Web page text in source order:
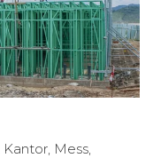
Kantor, Mess,